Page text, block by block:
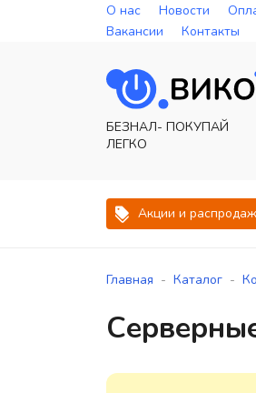
О нас Новости
Вакансии
Контакты
БЕЗНАЛ- ПОКУПАЙ
ЛЕГКО
Акции и
Главная - Каталог -